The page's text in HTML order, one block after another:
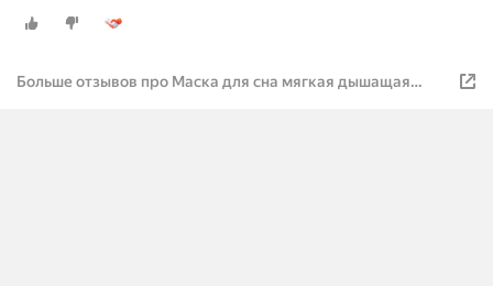
Больше отзывов про Маска для сна мягкая дышащая